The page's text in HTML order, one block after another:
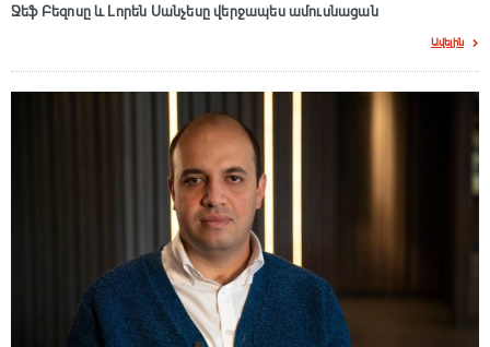
Ջեֆ Բեզոսը և Լորեն Սանչեսը վերջապես ամուսնացան
Ավելին